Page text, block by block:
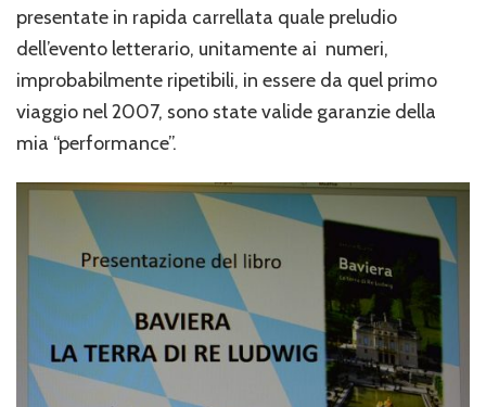
presentate in rapida carrellata quale preludio
dell’evento letterario, unitamente ai numeri,
improbabilmente ripetibili, in essere da quel primo
viaggio nel 2007, sono state valide garanzie della
mia “performance”.